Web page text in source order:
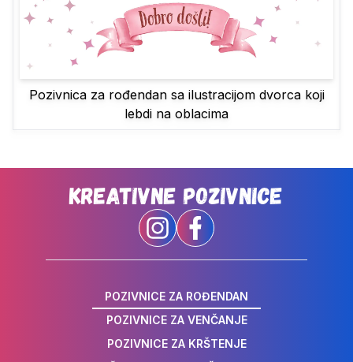
Pozivnica za rođendan sa ilustracijom dvorca koji
lebdi na oblacima
Kreativne Pozivnice
POZIVNICE ZA ROĐENDAN
POZIVNICE ZA VENČANJE
POZIVNICE ZA KRŠTENJE